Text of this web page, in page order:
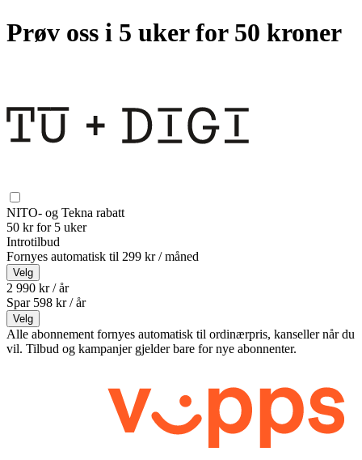
Prøv oss i 5 uker for 50 kroner
NITO- og Tekna rabatt
50 kr for 5 uker
Introtilbud
Fornyes automatisk til 299 kr / måned
Velg
2 990 kr / år
Spar 598 kr /år
Velg
Alle abonnement fornyes automatisk til ordinærpris, kanseller når du
vil. Tilbud og kampanjer gjelder bare for nye abonnenter.